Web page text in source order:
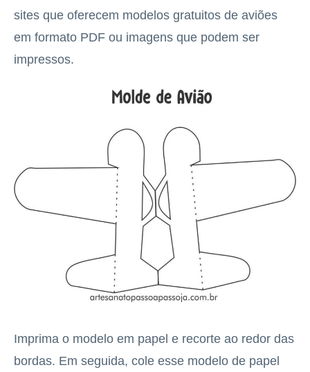
sites que oferecem modelos gratuitos de aviões
em formato PDF ou imagens que podem ser
impressos.
Imprima o modelo em papel e recorte ao redor das
bordas. Em seguida, cole esse modelo de papel